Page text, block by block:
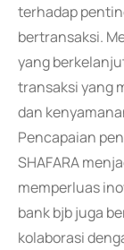
terhadap
bertransaksi.
yang
transaksi yang
dan
Pencapaian
SHAFARA
memperluas
bank bjb juga
kolaborasi